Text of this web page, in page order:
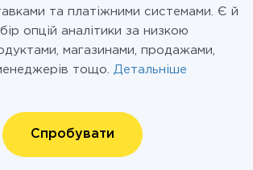
та платіжними системами. Є й
опцій аналітики за низкою
магазинами, продажами,
тощо. Детальніше
Спробувати